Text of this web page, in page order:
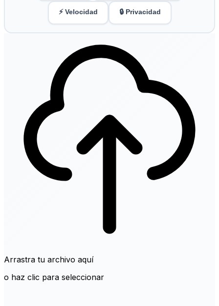
⚡ Velocidad 🔒 Privacidad
Arrastra tu archivo aquí
o haz clic para seleccionar